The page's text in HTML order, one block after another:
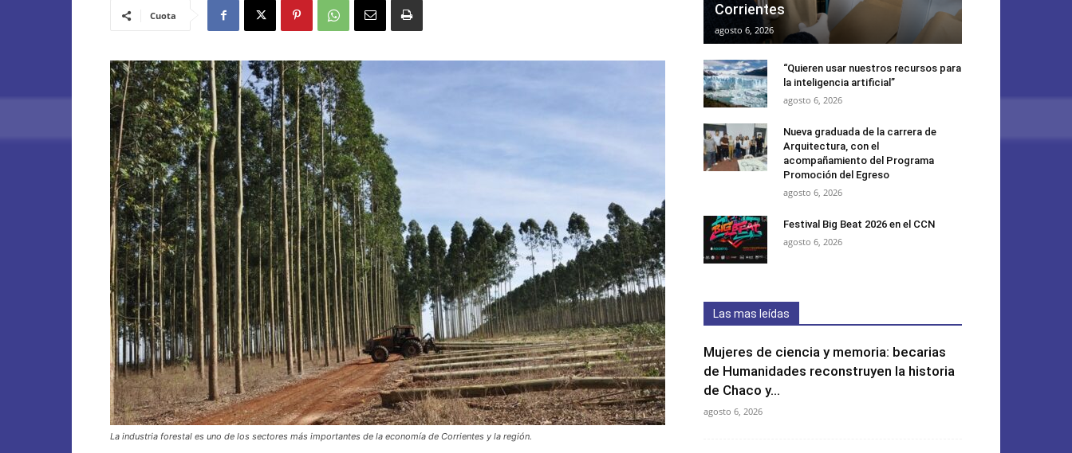
Cuota
La industria forestal es uno de los sectores más importantes de la economía de Corrientes y la región.
Corrientes
agosto 6, 2026
“Quieren usar nuestros recursos para
la inteligencia artificial”
agosto 6, 2026
Nueva graduada de la carrera de
Arquitectura, con el
acompañamiento del Programa
Promoción del Egreso
agosto 6, 2026
Festival Big Beat 2026 en el CCN
agosto 6, 2026
Las mas leídas
Mujeres de ciencia y memoria: becarias
de Humanidades reconstruyen la historia
de Chaco y...
agosto 6, 2026